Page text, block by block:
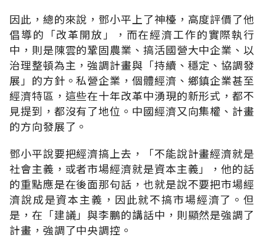
因此，總的來說，鄧小平上了神檯，高度評價了他
倡導的「改革開放」，而在經濟工作的實際執行
中，則是陳雲的鞏固農業、搞活國營大中企業、以
治理整頓為主，強調計畫與「持續、穩定、協調發
展」的方針。私營企業，個體經濟、鄉鎮企業甚至
經濟特區，這些在十年改革中湧現的新形式，都不
見提到，都沒有了地位。中國經濟又向集權、計畫
的方向發展了。
鄧小平說要把經濟搞上去，「不能說計畫經濟就是
社會主義，或者市場經濟就是資本主義」，他的話
的重點應是在後面那句話，也就是說不要把市場經
濟說成是資本主義，因此就不搞市場經濟了。但
是，在「建議」與李鵬的講話中，則顯然是強調了
計畫，強調了中央調控。